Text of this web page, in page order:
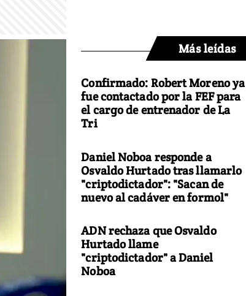
Más leídas
Confirmado: Robert Moreno ya
fue contactado por la FEF para
el cargo de entrenador de La
Tri
Daniel Noboa responde a
Osvaldo Hurtado tras llamarlo
"criptodictador": "Sacan de
nuevo al cadáver en formol"
ADN rechaza que Osvaldo
Hurtado llame
"criptodictador" a Daniel
Noboa